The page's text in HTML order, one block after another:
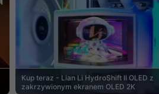
Kup teraz - Lian Li HydroShift II OLED z
zakrzywionym ekranem OLED 2K